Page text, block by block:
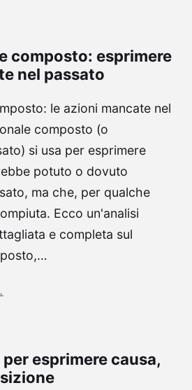
composto: esprimere
nel passato
le azioni mancate nel
composto (o
si usa per esprimere
potuto o dovuto
ma che, per qualche
Ecco un'analisi
e completa sul
esprimere causa,